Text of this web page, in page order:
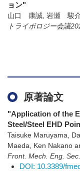
ョン"
山口 康誠, 岩瀬 駿
トライボロジー会議
原著論文
"Application of the
Steel/Steel EHD
Taisuke Maruyama,
Maeda, Ken Nakano
Front. Mech. Eng.
DOI: 10.3389/